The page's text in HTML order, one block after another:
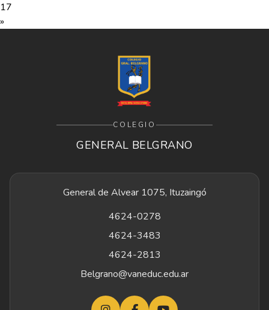
17
»
COLEGIO
GENERAL BELGRANO
General de Alvear 1075, Ituzaingó
4624-0278
4624-3483
4624-2813
Belgrano@vaneduc.edu.ar